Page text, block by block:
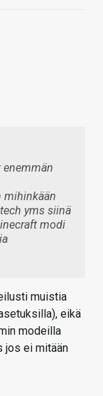
enemmän
mihinkään
yms siinä
modi
muistia
eikä
modeilla
jos ei mitään